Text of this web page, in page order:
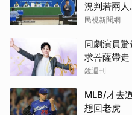
況判若兩
民視新聞網
同劇演員
求菩薩帶
鏡週刊
MLB/才去
想回老虎